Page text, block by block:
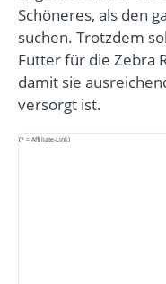
Schöneres, als den
suchen. Trotzdem
Futter für die Zebra
damit sie
versorgt ist.
(* = Affiliate-Link)